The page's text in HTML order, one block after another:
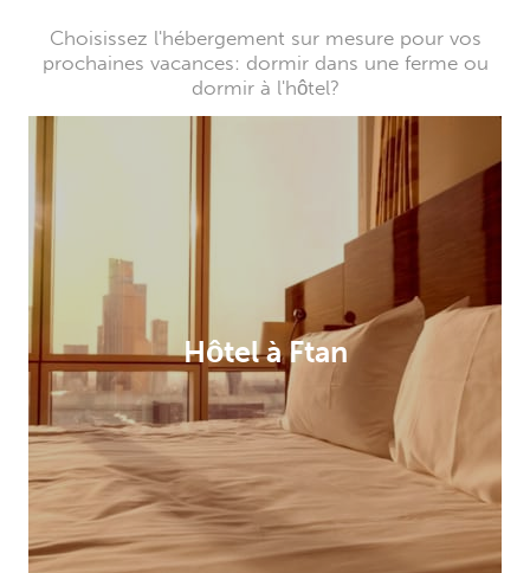
Choisissez l'hébergement sur mesure pour vos
prochaines vacances: dormir dans une ferme ou
dormir à l'hôtel?
Hôtel à Ftan